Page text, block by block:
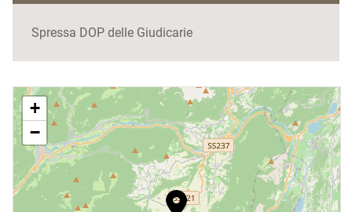
Spressa DOP delle Giudicarie
+
−